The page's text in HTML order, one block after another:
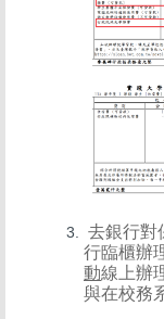
去銀行對
行臨櫃辦
動線上辦
與在校務